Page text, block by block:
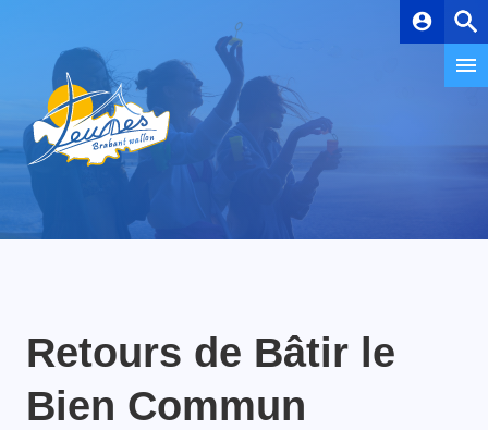
account_circle
Retours de Bâtir le
Bien Commun